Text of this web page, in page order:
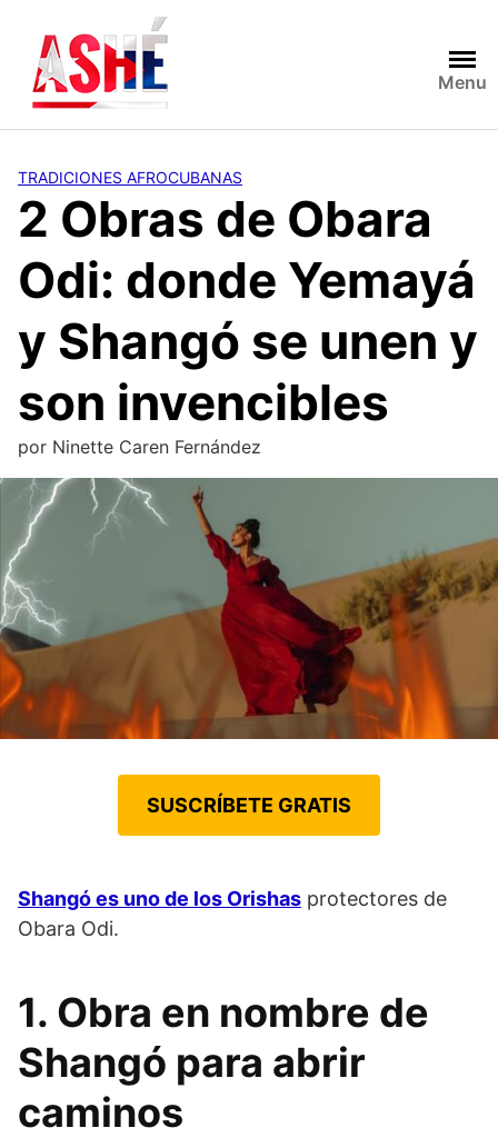
contenido
Menu
TRADICIONES AFROCUBANAS
2 Obras de Obara
Odi: donde Yemayá
y Shangó se unen y
son invencibles
por Ninette Caren Fernández
SUSCRÍBETE GRATIS
Shangó es uno de los Orishas protectores de
Obara Odi.
1. Obra en nombre de
Shangó para abrir
caminos